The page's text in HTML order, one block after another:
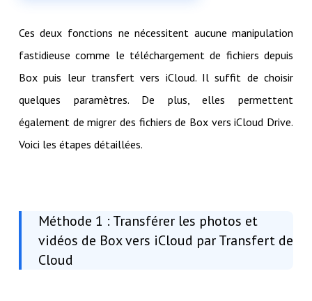
Ces deux fonctions ne nécessitent aucune manipulation
fastidieuse comme le téléchargement de fichiers depuis
Box puis leur transfert vers iCloud. Il suffit de choisir
quelques paramètres. De plus, elles permettent
également de migrer des fichiers de Box vers iCloud Drive.
Voici les étapes détaillées.
Méthode 1 : Transférer les photos et
vidéos de Box vers iCloud par Transfert de
Cloud